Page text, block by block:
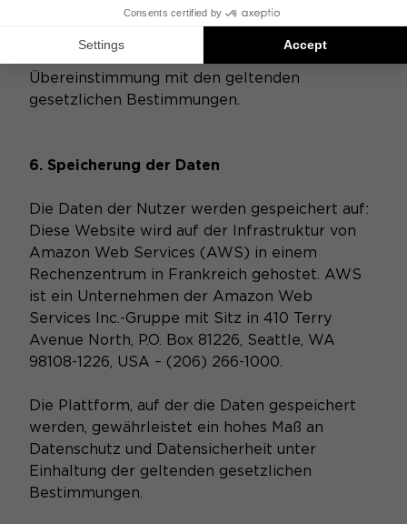
Verarbeitung sowie vor versehentlichem
Beschädigung zu schützen, und zwar in
Übereinstimmung mit den geltenden
gesetzlichen Bestimmungen.
6. Speicherung der Daten
Die Daten der Nutzer werden gespeichert auf:
Diese Website wird auf der Infrastruktur von
Amazon Web Services (AWS) in einem
Rechenzentrum in Frankreich gehostet. AWS
ist ein Unternehmen der Amazon Web
Services Inc.-Gruppe mit Sitz in 410 Terry
Avenue North, P.O. Box 81226, Seattle, WA
98108-1226, USA – (206) 266-1000.
Die Plattform, auf der die Daten gespeichert
werden, gewährleistet ein hohes Maß an
Datenschutz und Datensicherheit unter
Einhaltung der geltenden gesetzlichen
Bestimmungen.